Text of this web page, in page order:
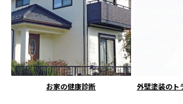
お家の健康診断
外壁塗装のト